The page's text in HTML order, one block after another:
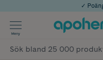
Årets Butik
Använd kod:
✓ Rådgivning från
✓
Meny